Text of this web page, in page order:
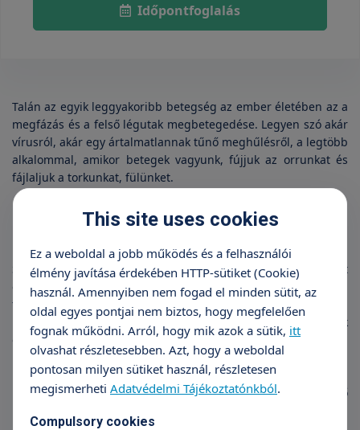
Időpontfoglalás
Talán az egyik leggyakoribb betegség az ember életében az a
megfázás és a felső légutak megbetegedése. Legyen szó akár
vírusról, akár egy ártalmatlannak tűnő meghűlésről, a legtöbb
alkalommal, amikor betegek vagyunk, fújjuk az orrunkat és
fájlaljuk a torkunkat, fülünket.
Sajnos sokszor nem vesszük elég komolyan ezeket a tüneteket
és igyekszünk házi praktikákkal megszüntetni a problémákat:
forró tea, inhalálás, méz és így tovább. Természetesen ezek a
módszerek mind jók, azonban néha bizony ki kell kérnünk
orvosunk véleményét. Fül-orr-gégészünk a légutak vizsgálata
után felállítja a pontos problémát és ennek megfelelően
határozza meg a kezelést. Hatáskörébe tartoznak az enyhébb
légúti megbetegedések, de a komolyabb kezelést igénylő
This site uses cookies
Ez a weboldal a jobb működés és a felhasználói
élmény javítása érdekében HTTP-sütiket (Cookie)
használ. Amennyiben nem fogad el minden sütit, az
oldal egyes pontjai nem biztos, hogy megfelelően
fognak működni. Arról, hogy mik azok a sütik, itt
olvashat részletesebben. Azt, hogy a weboldal
pontosan milyen sütiket használ, részletesen
megismerheti Adatvédelmi Tájékoztatónkból.
Compulsory cookies